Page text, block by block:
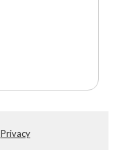
Privacy